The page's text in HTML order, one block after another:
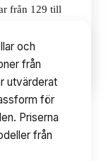
från 129 till
10avsnitt
och
från
utvärderat
för
Priserna
från